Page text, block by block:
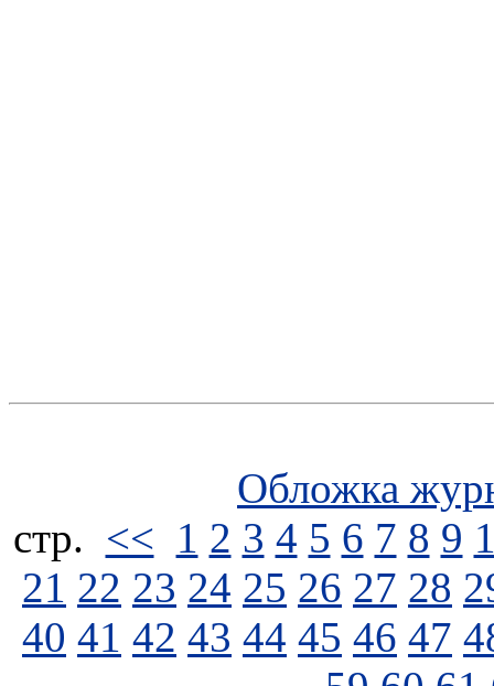
Обложка
стp. << 1 2 3 4 5 6 7 8 9
21 22 23 24 25 26 27 28
40 41 42 43 44 45 46 47